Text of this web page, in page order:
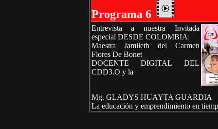
Programa 6
Entrevista a nuestra Invitada
especial DESDE COLOMBIA:
Maestra Jamileth del Carmen
Flores De Bonet
DOCENTE DIGITAL DEL
CDD3.O y la
Mg. GLADYS HUAYTA GUARDIA
La educación y emprendimiento en